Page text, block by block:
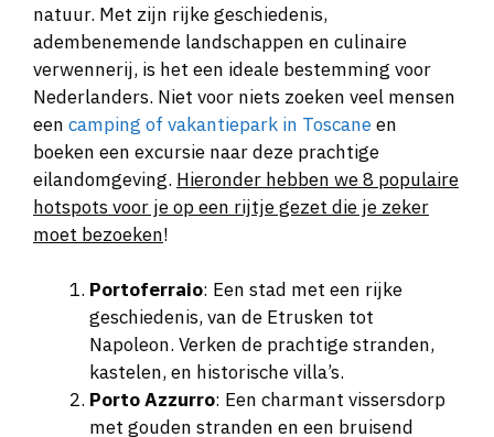
natuur. Met zijn rijke geschiedenis,
adembenemende landschappen en culinaire
verwennerij, is het een ideale bestemming voor
Nederlanders. Niet voor niets zoeken veel mensen
een camping of vakantiepark in Toscaneen
boeken een excursie naar deze prachtige
eilandomgeving. Hieronder hebben we 8 populaire
hotspots voor je op een rijtje gezet die je zeker
moet bezoeken!
Portoferraio: Een stad met een rijke
geschiedenis, van de Etrusken tot
Napoleon. Verken de prachtige stranden,
kastelen, en historische villa’s.
Porto Azzurro: Een charmant vissersdorp
met gouden stranden en een bruisend